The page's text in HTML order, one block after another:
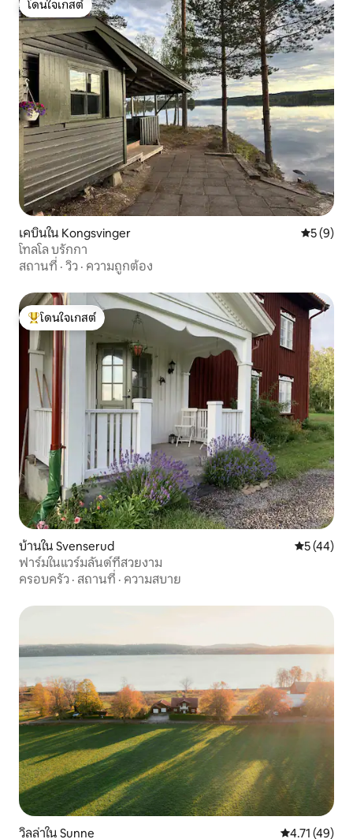
โดนใจเกสต์
โดนใจเกสต์
เคบินใน Kongsvinger คะแนนเฉ
5 (9)
โทลโล บรักกา
สถานที่ · วิว · ความถูกต้อง
โดนใจเกสต์ที่สุด
โดนใจเกสต์
บ้านใน Svenserud คะแนนเฉลี่
5 (44)
ฟาร์มในแวร์มลันด์ที่สวยงาม
ครอบครัว · สถานที่ · ความสบาย
วิลล่าใน Sunne คะแนนเฉลี่ย
4.71 (49)